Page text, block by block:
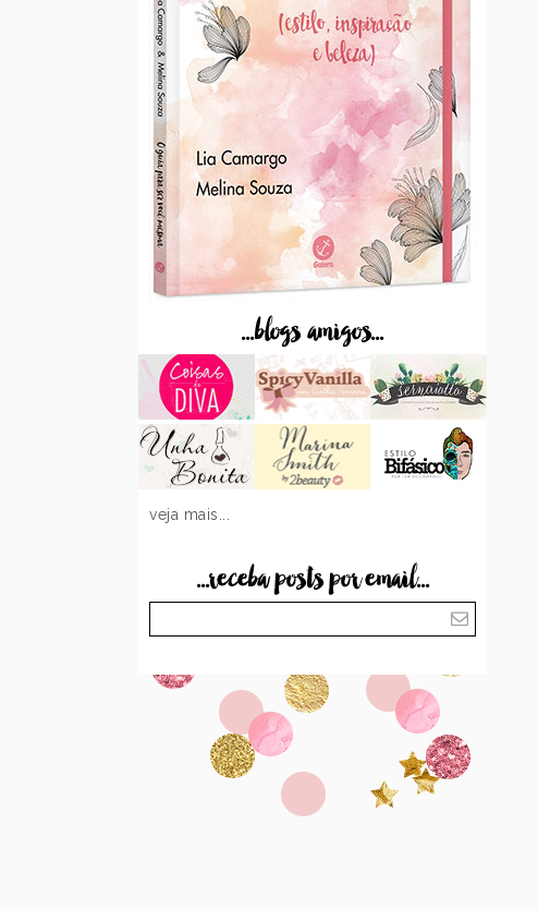
...blogs amigos...
veja mais...
...receba posts por email...